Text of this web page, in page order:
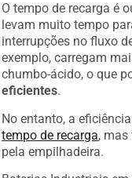
O tempo de recarga é
levam muito tempo
interrupções no fluxo
exemplo, carregam
chumbo-ácido, o que
eficientes.
No entanto, a
tempo de recarga,
pela empilhadeira.